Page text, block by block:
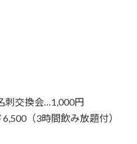
刺交換会…1,000円
（3時間飲み放題付）